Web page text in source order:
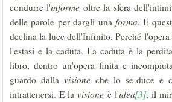
condurre l'informe oltre la sfera
delle parole per dargli unaforma. E
declina la luce dell'Infinito. Perché
l'estasi e la caduta. La caduta è la
libro, dentro un'opera finita e
guardo dalla visioneche lo se-duce e
intrattenersi. E lavisione è l'idea[3], il